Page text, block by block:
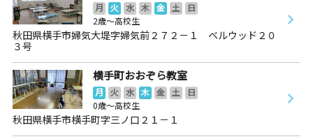
月 火 水 木 金 土
日
2歳～高校生
秋田県横手市婦気大堤字婦気前２７２－１ ベルウッド２０
３号
横手町おおぞら教室
月 火 水 木 金 土
日
0歳～高校生
秋田県横手市横手町字三ノ口２１－１